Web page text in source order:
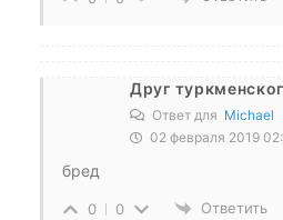
Друг
Ответ для Michael
02 февраля 2019
бред
0 0 Ответить